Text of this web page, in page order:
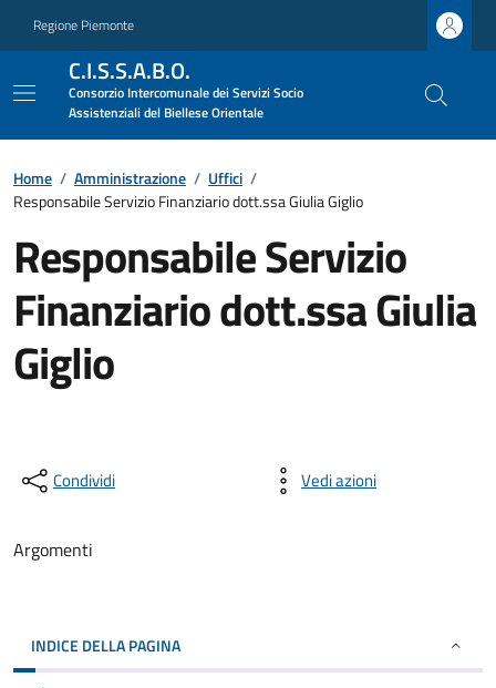
Regione Piemonte
C.I.S.S.A.B.O.
Consorzio Intercomunale dei Servizi Socio
Assistenziali del Biellese Orientale
Home / Amministrazione / Uffici /
Responsabile Servizio Finanziario dott.ssa Giulia Giglio
Responsabile Servizio
Finanziario dott.ssa Giulia
Giglio
Condividi Vedi azioni
Argomenti
INDICE DELLA PAGINA